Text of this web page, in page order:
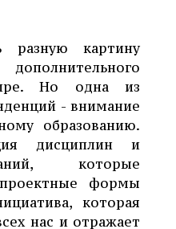
картину
Но одна из
- внимание
образованию.
дисциплин и
которые
формы
которая
нас и отражает